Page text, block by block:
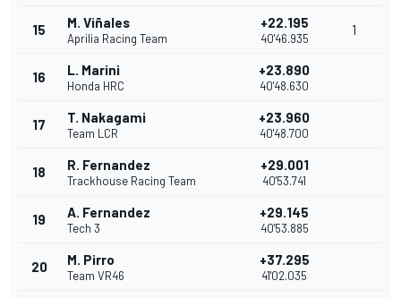
15 M. Viñales
Aprilia Racing Team
+22.195
40'46.935
1
16 L. Marini
Honda HRC
+23.890
40'48.630
17 T. Nakagami
Team LCR
+23.960
40'48.700
18 R. Fernandez
Trackhouse Racing Team
+29.001
40'53.741
19 A. Fernandez
Tech 3
+29.145
40'53.885
20 M. Pirro
Team VR46
+37.295
41'02.035